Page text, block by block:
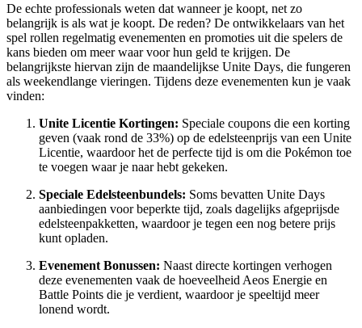
De echte professionals weten dat wanneer je koopt, net zo
belangrijk is als wat je koopt. De reden? De ontwikkelaars van het
spel rollen regelmatig evenementen en promoties uit die spelers de
kans bieden om meer waar voor hun geld te krijgen. De
belangrijkste hiervan zijn de maandelijkse Unite Days, die fungeren
als weekendlange vieringen. Tijdens deze evenementen kun je vaak
vinden:
Unite Licentie Kortingen: Speciale coupons die een korting
geven (vaak rond de 33%) op de edelsteenprijs van een Unite
Licentie, waardoor het de perfecte tijd is om die Pokémon toe
te voegen waar je naar hebt gekeken.
Speciale Edelsteenbundels: Soms bevatten Unite Days
aanbiedingen voor beperkte tijd, zoals dagelijks afgeprijsde
edelsteenpakketten, waardoor je tegen een nog betere prijs
kunt opladen.
Evenement Bonussen: Naast directe kortingen verhogen
deze evenementen vaak de hoeveelheid Aeos Energie en
Battle Points die je verdient, waardoor je speeltijd meer
lonend wordt.